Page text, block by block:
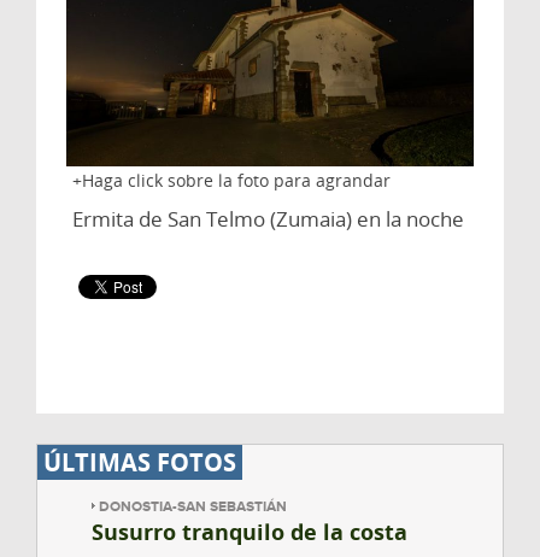
Haga click sobre la foto para agrandar
Ermita de San Telmo (Zumaia) en la noche
ÚLTIMAS FOTOS
DONOSTIA-SAN SEBASTIÁN
Susurro tranquilo de la costa